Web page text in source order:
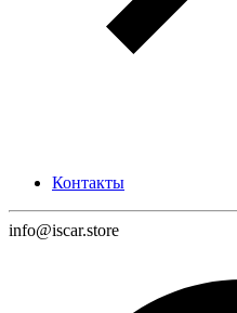
Контакты
info@iscar.store